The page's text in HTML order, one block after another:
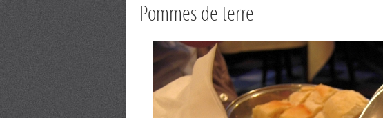
Pommes de terre